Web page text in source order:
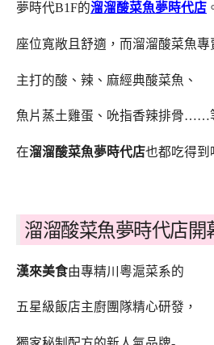
夢時代B1F的溜溜酸菜魚夢時代店
座位寬敞且舒適，而溜溜酸菜魚專
主打的酸、辣、麻經典酸菜魚、
魚片蒸土雞蛋、吮指香辣排骨……
在溜溜酸菜魚夢時代店也都吃得到
溜溜酸菜魚夢時代店開
漢來美食由專精川粵滬菜系的
五星級飯店主廚團隊精心研發，